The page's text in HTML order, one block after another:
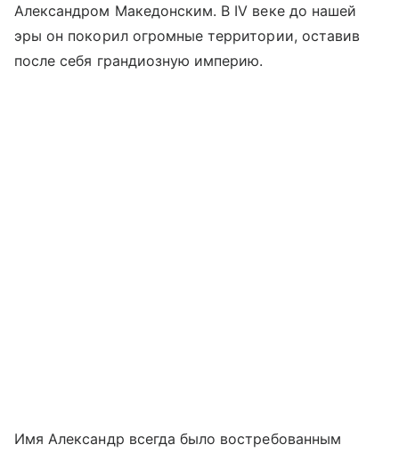
Александром Македонским. В IV веке до нашей
эры он покорил огромные территории, оставив
после себя грандиозную империю.
Имя Александр всегда было востребованным